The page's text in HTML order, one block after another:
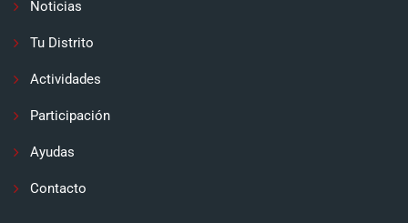
Noticias
Tu Distrito
Actividades
Participación
Ayudas
Contacto